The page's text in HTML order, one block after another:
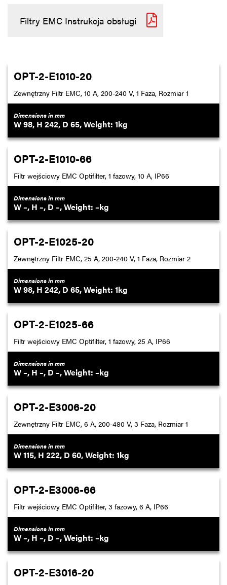
Filtry EMC Instrukcja obsługi
OPT-2-E1010-20
Zewnętrzny Filtr EMC, 10 A, 200-240 V, 1 Faza, Rozmiar 1
Dimensions in mm
98 242 65 1
OPT-2-E1010-66
Filtr wejściowy EMC Optifilter, 1 fazowy, 10 A, IP66
Dimensions in mm
– – – –
OPT-2-E1025-20
Zewnętrzny Filtr EMC, 25 A, 200-240 V, 1 Faza, Rozmiar 2
Dimensions in mm
98 242 65 1
OPT-2-E1025-66
Filtr wejściowy EMC Optifilter, 1 fazowy, 25 A, IP66
Dimensions in mm
– – – –
OPT-2-E3006-20
Zewnętrzny Filtr EMC, 6 A, 200-480 V, 3 Faza, Rozmiar 1
Dimensions in mm
115 222 60 1
OPT-2-E3006-66
Filtr wejściowy EMC Optifilter, 3 fazowy, 6 A, IP66
Dimensions in mm
– – – –
OPT-2-E3016-20